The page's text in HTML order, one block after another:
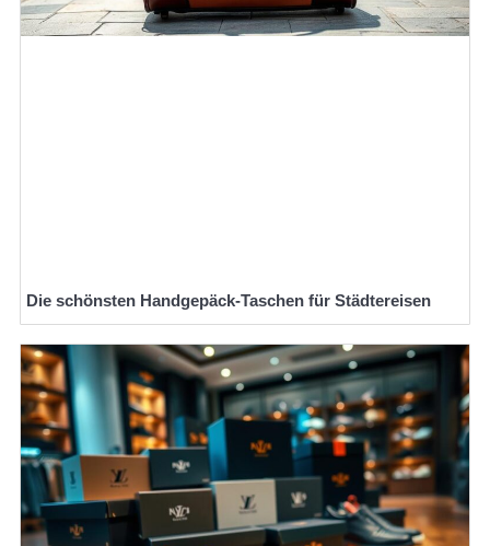
Die schönsten Handgepäck-Taschen für Städtereisen